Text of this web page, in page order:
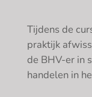
Tijdens de
praktijk
de BHV-er in
handelen in